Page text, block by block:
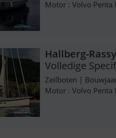
Motor : Volvo Penta
Hallberg-
Volledige
Zeilboten |
Motor : Volvo Penta